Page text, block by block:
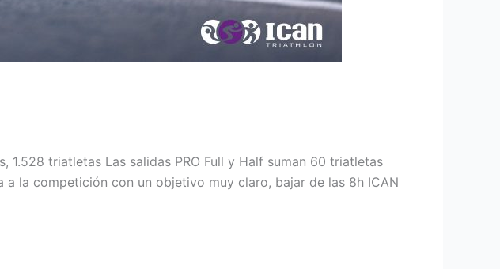
triatletas Las salidas PRO Full y Half suman 60 triatletas
la competición con un objetivo muy claro, bajar de las 8h ICAN